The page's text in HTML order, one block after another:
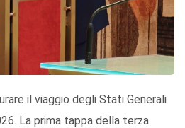
il viaggio degli Stati Generali
La prima tappa della terza